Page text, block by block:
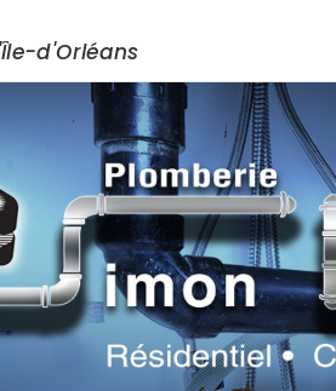
/ Services
d'Orléans